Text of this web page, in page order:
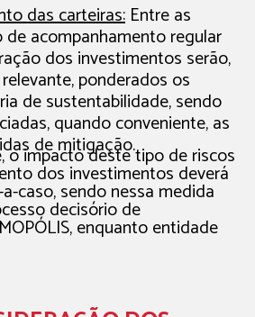
das carteiras: Entre as
acompanhamento regular
dos investimentos serão,
ponderados os
de sustentabilidade, sendo
quando conveniente, as
de mitigação.
o impacto deste tipo de riscos
dos investimentos deverá
caso, sendo nessa medida
decisório de
enquanto entidade